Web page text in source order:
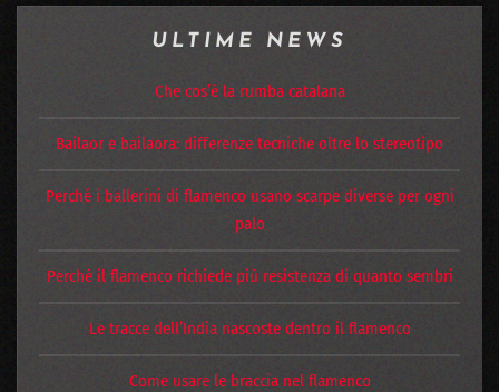
ULTIME NEWS
Che cos’è la rumba catalana
Bailaor e bailaora: differenze tecniche oltre lo stereotipo
Perché i ballerini di flamenco usano scarpe diverse per ogni
palo
Perché il flamenco richiede più resistenza di quanto sembri
Le tracce dell’India nascoste dentro il flamenco
Come usare le braccia nel flamenco